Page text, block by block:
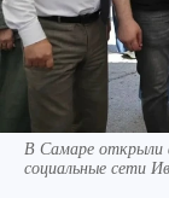
В Самаре
социальные сети